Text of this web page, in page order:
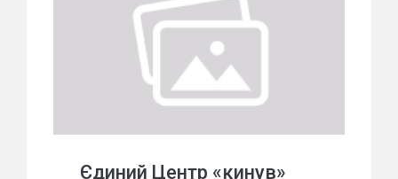
Єдиний Центр «кинув»